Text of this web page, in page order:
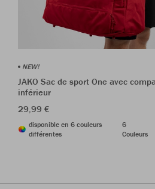
NEW!
JAKO Sac de sport One avec
inférieur
29,99 €
disponible en 6 couleurs
différentes
6
Couleurs